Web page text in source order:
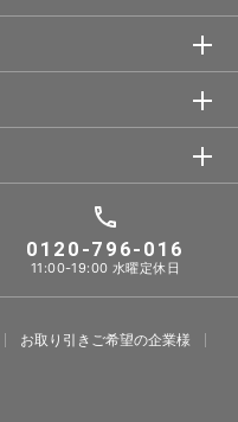
0120-796-016
11:00-19:00 水曜定休日
お取り引きご希望の企業様